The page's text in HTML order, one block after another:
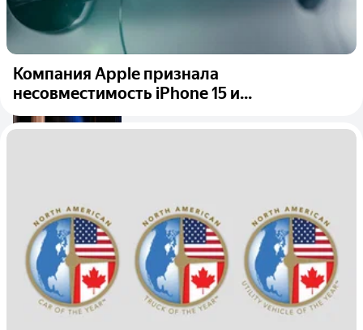
Компания Apple признала
несовместимость iPhone 15 и...